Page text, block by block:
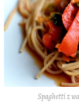
Spaghetti z